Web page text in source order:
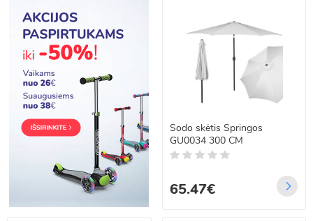
Sodo skėtis Springos
GU0034 300 CM
65.47€